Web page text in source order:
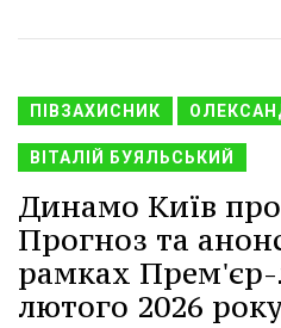
ПІВЗАХИСНИК
ВІТАЛІЙ БУЯЛЬСЬКИЙ
Динамо Київ
Прогноз та
рамках Прем'єр-
лютого 2026